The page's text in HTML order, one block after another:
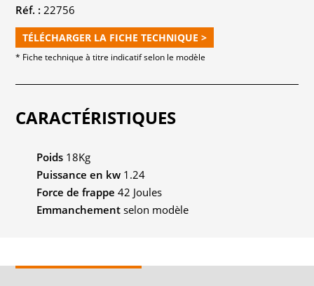
Réf. : 22756
TÉLÉCHARGER LA FICHE TECHNIQUE >
* Fiche technique à titre indicatif selon le modèle
CARACTÉRISTIQUES
Poids 18Kg
Puissance en kw 1.24
Force de frappe 42 Joules
Emmanchement selon modèle